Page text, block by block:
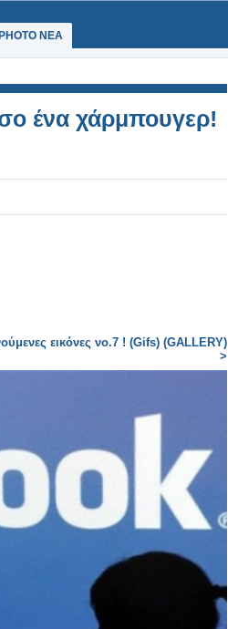
PHOTO NEA
ένα χάρμπουγερ!
εικόνες νο.7 ! (Gifs) (GALLERY)
>